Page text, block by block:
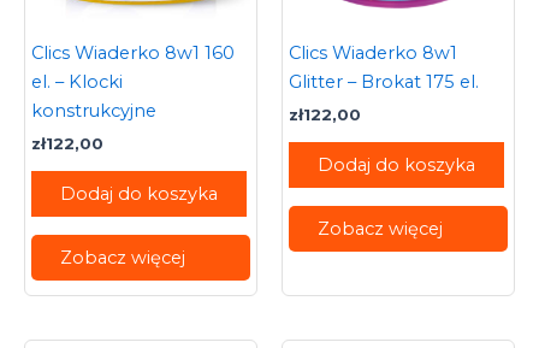
Clics Wiaderko 8w1 160
el. – Klocki
konstrukcyjne
zł122,00
Dodaj do koszyka
Zobacz więcej
Clics Wiaderko 8w1
Glitter – Brokat 175 el.
zł122,00
Dodaj do koszyka
Zobacz więcej